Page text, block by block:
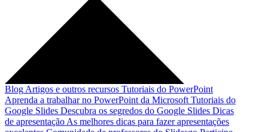
Blog Artigos e outros recursos Tutoriais do PowerPoint
Aprenda a trabalhar no PowerPoint da Microsoft Tutoriais do
Google Slides Descubra os segredos do Google Slides Dicas
de apresentação As melhores dicas para fazer apresentações